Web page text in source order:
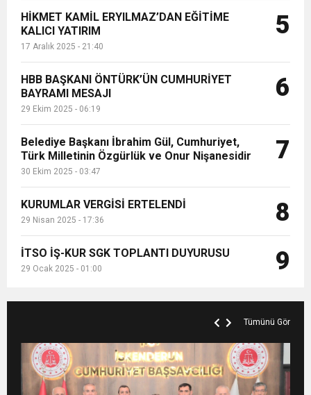
GÖNÜLLERE DOKUNAN ZİYARET
HİKMET KAMİL ERYILMAZ’DAN EĞİTİME
KALICI YATIRIM
17 Aralık 2025 - 21:40
5
HBB BAŞKANI ÖNTÜRK’ÜN CUMHURİYET
BAYRAMI MESAJI
29 Ekim 2025 - 06:19
6
Belediye Başkanı İbrahim Gül, Cumhuriyet,
Türk Milletinin Özgürlük ve Onur Nişanesidir
30 Ekim 2025 - 03:47
7
KURUMLAR VERGİSİ ERTELENDİ
29 Nisan 2025 - 17:36 8
İTSO İŞ-KUR SGK TOPLANTI DUYURUSU
29 Ocak 2025 - 01:00 9
Tümünü Gör